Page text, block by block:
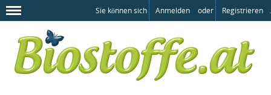
Sie können sich Anmelden oder Registrieren .